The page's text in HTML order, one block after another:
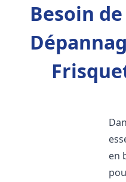
Besoin
en